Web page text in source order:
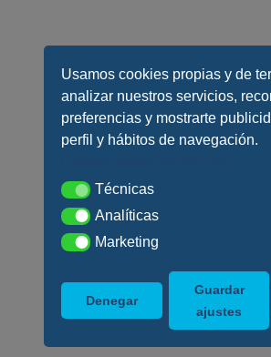
Usamos cookies propias y de
analizar nuestros servicios,
preferencias y mostrarte
perfil y hábitos de navegación.
TécnicasTécnicas
AnalíticasAnalíticas
MarketingMarketing
Denegar
Guardar
ajustes